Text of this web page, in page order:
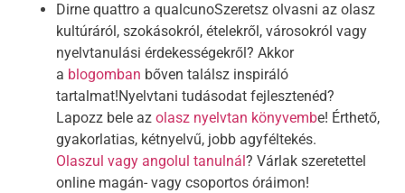
Dirne quattro a qualcunoSzeretsz olvasni az olasz
kultúráról, szokásokról, ételekről, városokról vagy
nyelvtanulási érdekességekről? Akkor
a blogomban bőven találsz inspiráló
tartalmat!Nyelvtani tudásodat fejlesztenéd?
Lapozz bele azolasz nyelvtan könyvembe! Érthető,
gyakorlatias, kétnyelvű, jobb agyféltekés.
Olaszul vagy angolul tanulnál? Várlak szeretettel
online magán- vagy csoportos óráimon!